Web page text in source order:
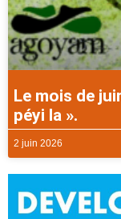
Le mois de
péyi la ».
2 juin 2026